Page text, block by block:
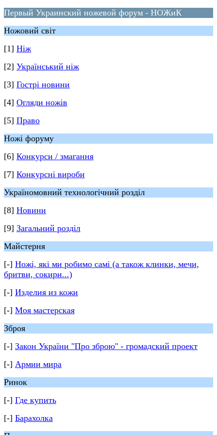
Первый Украинский ножевой форум - НОЖиК
Ножовий світ
[1] Ніж
[2] Український ніж
[3] Гострі новини
[4] Огляди ножів
[5] Право
Ножі форуму
[6] Конкурси / змагання
[7] Конкурсні вироби
Україномовний технологічний розділ
[8] Новини
[9] Загальний розділ
Майстерня
[-] Ножі, які ми робимо самі (а також клинки, мечи,
бритви, сокири...)
[-] Изделия из кожи
[-] Моя мастерская
Зброя
[-] Закон України "Про зброю" - громадский проект
[-] Армии мира
Ринок
[-] Где купить
[-] Барахолка